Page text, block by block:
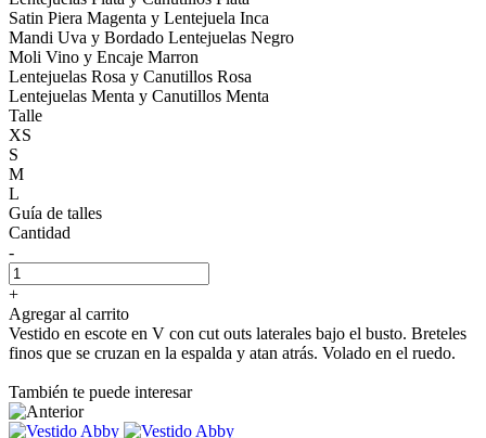
Satin Piera Magenta y Lentejuela Inca
Mandi Uva y Bordado Lentejuelas Negro
Moli Vino y Encaje Marron
Lentejuelas Rosa y Canutillos Rosa
Lentejuelas Menta y Canutillos Menta
Talle
XS
S
M
L
Guía de talles
Cantidad
-
+
Agregar al carrito
Vestido en escote en V con cut outs laterales bajo el busto. Breteles
finos que se cruzan en la espalda y atan atrás. Volado en el ruedo.
También te puede interesar